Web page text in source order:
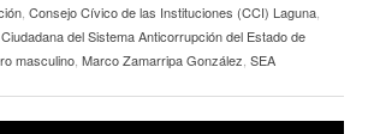
Consejo Cívico de las Instituciones (CCI) Laguna
del Sistema Anticorrupción del Estado de
masculino Marco Zamarripa González SEA